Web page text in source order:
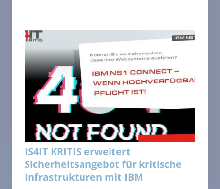
IS4IT KRITIS erweitert
Sicherheitsangebot für kritische
Infrastrukturen mit IBM